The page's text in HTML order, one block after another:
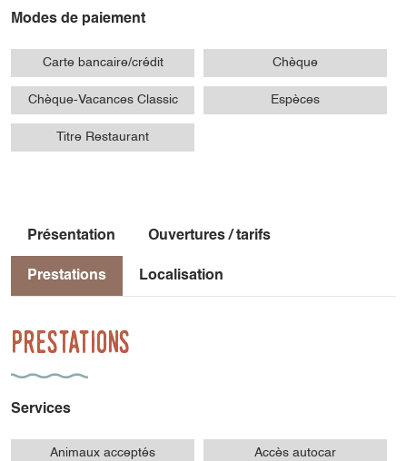
Modes de paiement
Carte bancaire/crédit Chèque
Chèque-Vacances Classic Espèces
Titre Restaurant
Présentation Ouvertures / tarifs
Prestations Localisation
Prestations
Services
Animaux acceptés Accès autocar